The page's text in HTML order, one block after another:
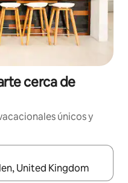
cerca de
únicos y
podrás navegar